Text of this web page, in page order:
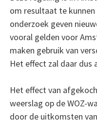
om resultaat te
onderzoek geven
vooral gelden voor
maken gebruik van
Het effect zal daar dus
Het effect van
weerslag op de WOZ-
door de uitkomsten